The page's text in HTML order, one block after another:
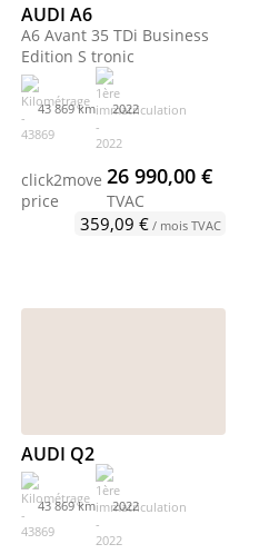
AUDI A6
A6 Avant 35 TDi Business
Edition S tronic
43 869 km 2022
click2move
price
26 990,00 €
TVAC
359,09 €/ mois TVAC
AUDI Q2
43 869 km 2022